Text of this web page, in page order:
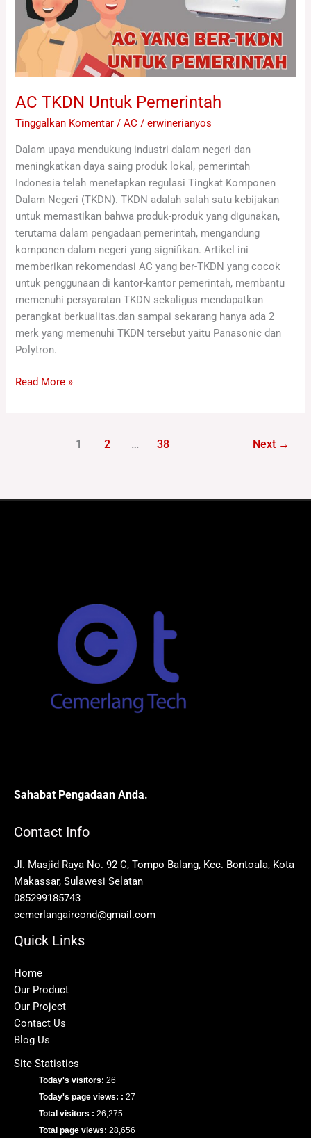
AC TKDN Untuk Pemerintah
Tinggalkan Komentar /AC /erwinerianyos
Dalam upaya mendukung industri dalam negeri dan
meningkatkan daya saing produk lokal, pemerintah
Indonesia telah menetapkan regulasi Tingkat Komponen
Dalam Negeri (TKDN). TKDN adalah salah satu kebijakan
untuk memastikan bahwa produk-produk yang digunakan,
terutama dalam pengadaan pemerintah, mengandung
komponen dalam negeri yang signifikan. Artikel ini
memberikan rekomendasi AC yang ber-TKDN yang cocok
untuk penggunaan di kantor-kantor pemerintah, membantu
memenuhi persyaratan TKDN sekaligus mendapatkan
perangkat berkualitas.dan sampai sekarang hanya ada 2
merk yang memenuhi TKDN tersebut yaitu Panasonic dan
Polytron.
Read More »
1 2 … 38 Next →
Sahabat Pengadaan Anda.
Contact Info
Jl. Masjid Raya No. 92 C, Tompo Balang, Kec. Bontoala, Kota
Makassar, Sulawesi Selatan
085299185743
cemerlangaircond@gmail.com
Quick Links
Home
Our Product
Our Project
Contact Us
Blog Us
Site Statistics
Today's visitors: 26
Today's page views: : 27
Total visitors : 26,275
Total page views: 28,656